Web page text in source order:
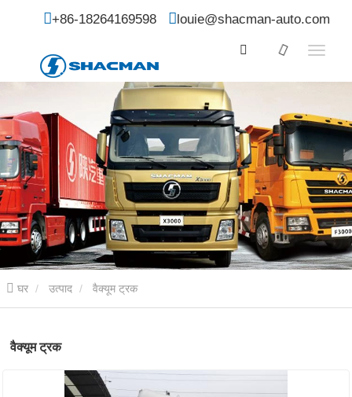
+86-18264169598 louie@shacman-auto.com
घर उत्पाद वैक्यूम ट्रक
वैक्यूम ट्रक